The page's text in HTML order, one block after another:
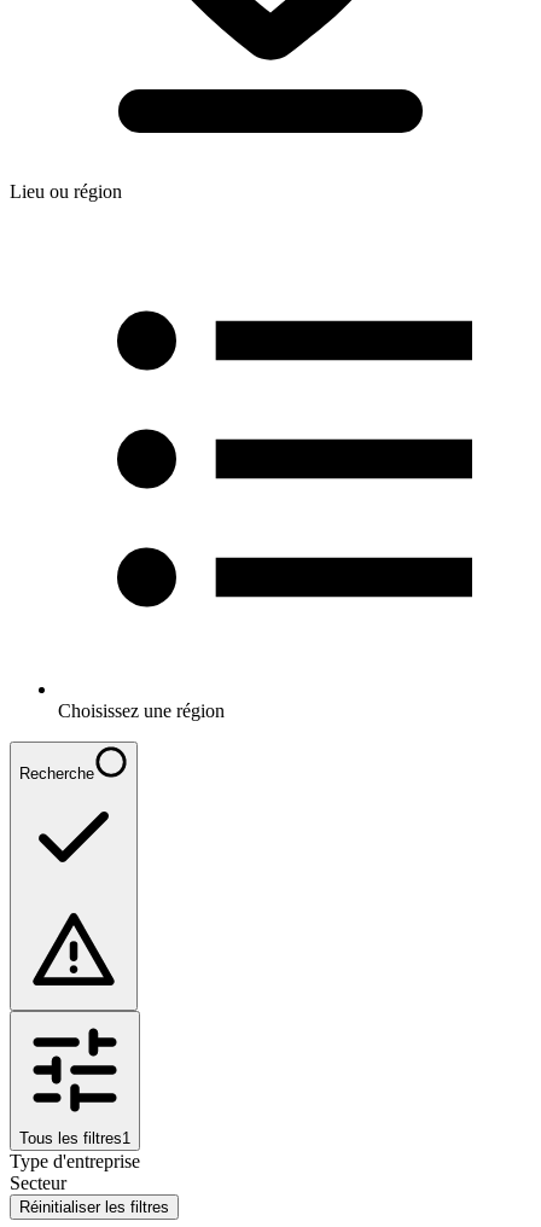
Lieu ou région
Choisissez une région
Recherche
Tous les filtres1
Type d'entreprise
Secteur
Réinitialiser les filtres